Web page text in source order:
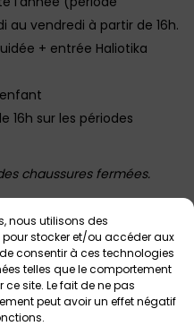
nous utilisons des
stocker et/ou accéder aux
consentir à ces technologies
telles que le comportement
site. Le fait de ne pas
peut avoir un effet négatif
au vendredi à partir de 16h.
+ entrée Haliotika
16h sur les périodes
chaussures fermées.
est conseillée